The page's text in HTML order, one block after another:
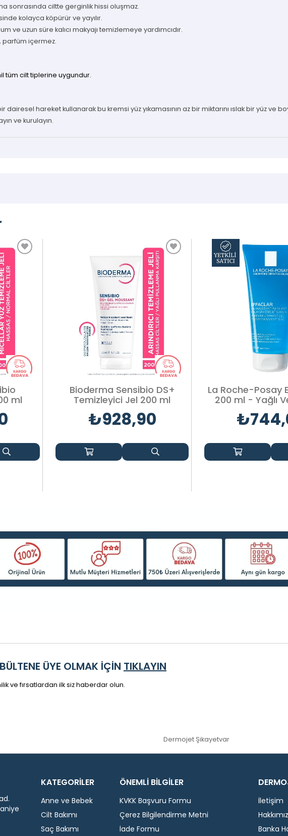
sonrasında ciltte gerginlik hissi oluşmaz.
kolayca köpürür ve yayılır.
ve uzun süre kalıcı makyajı temizlemeye yardımcıdır.
parfüm içermez.
tüm cilt tiplerine uygundur.
dairesel hareket kullanarak bu kremsi yüz yıkamasının az bir miktarını ıslak bir yüz ve
ve kurulayın.
ml
Bioderma Sensibio DS+
Temizleyici Jel 200 ml
₺928,90
La Roche-Posay
200 ml - Yağlı
Ciltler
ÜYE OLMAK İÇİN TIKLAYIN
ve fırsatlardan ilk siz haberdar olun.
Dermojet Şikayetvar
KATEGORİLER
Anne ve Bebek
Cilt Bakımı
Saç Bakımı
ÖNEMLİ BİLGİLER
KVKK Başvuru Formu
Çerez Bilgilendirme Metni
İade Formu
İletişim
Banka